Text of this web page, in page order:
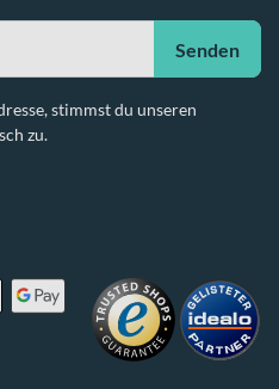
Senden
stimmst du unseren
zu.